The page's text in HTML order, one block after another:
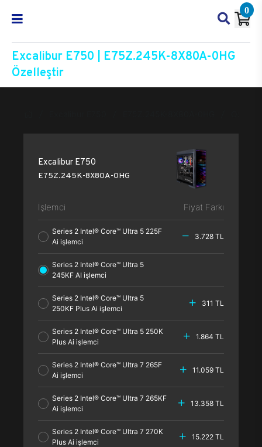
0
Excalibur E750 | E75Z.245K-8X80A-0HG
Özelleştir
Excalibur E750
E75Z.245K-8X80A-0HG
İşlemci Fiyat Farkı
Series 2 Intel® Core™ Ultra 5 225F
Ai işlemci
3.728 TL
Series 2 Intel® Core™ Ultra 5
245KF AI işlemci
Series 2 Intel® Core™ Ultra 5
250KF Plus Ai işlemci
311 TL
Series 2 Intel® Core™ Ultra 5 250K
Plus Ai işlemci
1.864 TL
Series 2 Intel® Core™ Ultra 7 265F
Ai işlemci
11.059 TL
Series 2 Intel® Core™ Ultra 7 265KF
Ai işlemci
13.358 TL
Series 2 Intel® Core™ Ultra 7 270K
Plus Ai işlemci
15.222 TL